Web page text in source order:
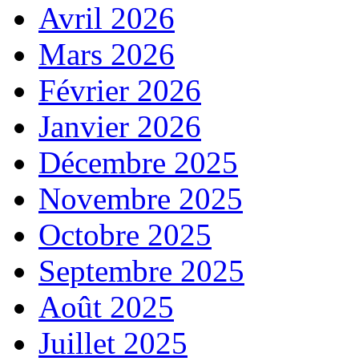
Avril 2026
Mars 2026
Février 2026
Janvier 2026
Décembre 2025
Novembre 2025
Octobre 2025
Septembre 2025
Août 2025
Juillet 2025